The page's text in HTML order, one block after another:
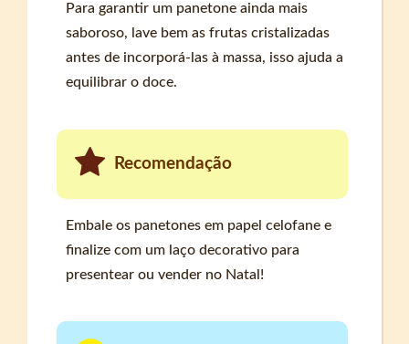
Para garantir um panetone ainda mais
saboroso, lave bem as frutas cristalizadas
antes de incorporá-las à massa, isso ajuda a
equilibrar o doce.
Recomendação
Embale os panetones em papel celofane e
finalize com um laço decorativo para
presentear ou vender no Natal!